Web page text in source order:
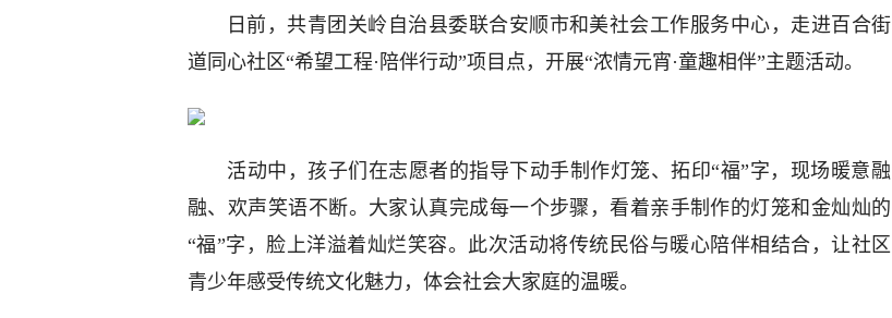
日前，共青团关岭自治县委联合安顺市和美社会工作服务中心，走进百合街
道同心社区“希望工程·陪伴行动”项目点，开展“浓情元宵·童趣相伴”主题活动。
活动中，孩子们在志愿者的指导下动手制作灯笼、拓印“福”字，现场暖意融
融、欢声笑语不断。大家认真完成每一个步骤，看着亲手制作的灯笼和金灿灿的
“福”字，脸上洋溢着灿烂笑容。此次活动将传统民俗与暖心陪伴相结合，让社区
青少年感受传统文化魅力，体会社会大家庭的温暖。